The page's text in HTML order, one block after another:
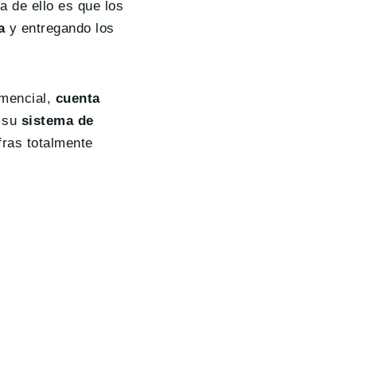
de ello es que los
y entregando los
cuenta
sistema de
totalmente